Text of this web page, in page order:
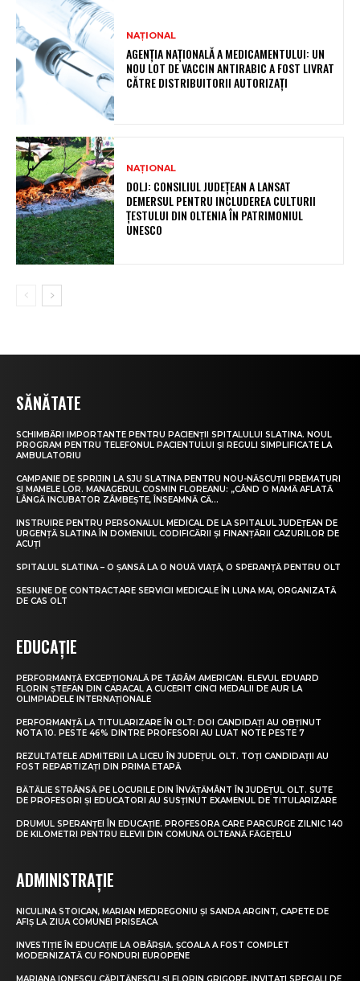
NAȚIONAL
AGENȚIA NAȚIONALĂ A MEDICAMENTULUI: UN
NOU LOT DE VACCIN ANTIRABIC A FOST LIVRAT
CĂTRE DISTRIBUITORII AUTORIZAȚI
NAȚIONAL
DOLJ: CONSILIUL JUDEȚEAN A LANSAT
DEMERSUL PENTRU INCLUDEREA CULTURII
ȚESTULUI DIN OLTENIA ÎN PATRIMONIUL
UNESCO
SĂNĂTATE
SCHIMBĂRI IMPORTANTE PENTRU PACIENȚII SPITALULUI SLATINA. NOUL
PROGRAM PENTRU TELEFONUL PACIENTULUI ȘI REGULI SIMPLIFICATE LA
AMBULATORIU
CAMPANIE DE SPRIJIN LA SJU SLATINA PENTRU NOU-NĂSCUȚII PREMATURI
ȘI MAMELE LOR. MANAGERUL COSMIN FLOREANU: „CÂND O MAMĂ AFLATĂ
LÂNGĂ INCUBATOR ZÂMBEȘTE, ÎNSEAMNĂ CĂ...
INSTRUIRE PENTRU PERSONALUL MEDICAL DE LA SPITALUL JUDEȚEAN DE
URGENȚĂ SLATINA ÎN DOMENIUL CODIFICĂRII ȘI FINANȚĂRII CAZURILOR DE
ACUȚI
SPITALUL SLATINA – O ȘANSĂ LA O NOUĂ VIAȚĂ, O SPERANȚĂ PENTRU OLT
SESIUNE DE CONTRACTARE SERVICII MEDICALE ÎN LUNA MAI, ORGANIZATĂ
DE CAS OLT
EDUCAȚIE
PERFORMANȚĂ EXCEPȚIONALĂ PE TĂRÂM AMERICAN. ELEVUL EDUARD
FLORIN ȘTEFAN DIN CARACAL A CUCERIT CINCI MEDALII DE AUR LA
OLIMPIADELE INTERNAȚIONALE
PERFORMANȚĂ LA TITULARIZARE ÎN OLT: DOI CANDIDAȚI AU OBȚINUT
NOTA 10. PESTE 46% DINTRE PROFESORI AU LUAT NOTE PESTE 7
REZULTATELE ADMITERII LA LICEU ÎN JUDEȚUL OLT. TOȚI CANDIDAȚII AU
FOST REPARTIZAȚI DIN PRIMA ETAPĂ
BĂTĂLIE STRÂNSĂ PE LOCURILE DIN ÎNVĂȚĂMÂNT ÎN JUDEȚUL OLT. SUTE
DE PROFESORI ȘI EDUCATORI AU SUSȚINUT EXAMENUL DE TITULARIZARE
DRUMUL SPERANȚEI ÎN EDUCAȚIE. PROFESORA CARE PARCURGE ZILNIC 140
DE KILOMETRI PENTRU ELEVII DIN COMUNA OLTEANĂ FĂGEȚELU
ADMINISTRAȚIE
NICULINA STOICAN, MARIAN MEDREGONIU ȘI SANDA ARGINT, CAPETE DE
AFIȘ LA ZIUA COMUNEI PRISEACA
INVESTIȚIE ÎN EDUCAȚIE LA OBÂRȘIA. ȘCOALA A FOST COMPLET
MODERNIZATĂ CU FONDURI EUROPENE